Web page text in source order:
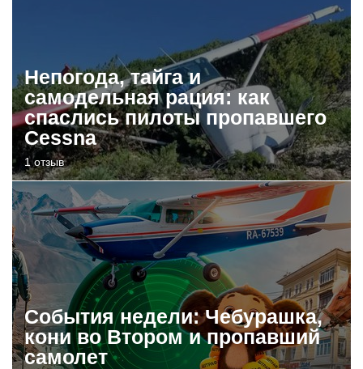
Непогода, тайга и
самодельная рация: как
спаслись пилоты пропавшего
Cessna
1 отзыв
События недели: Чебурашка,
кони во Втором и пропавший
самолет